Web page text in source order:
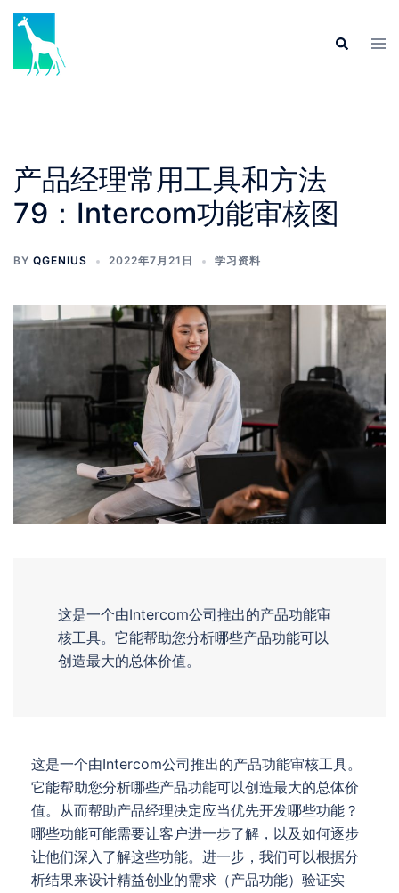
产品经理常用工具和方法
79：Intercom功能审核图
BY QGENIUS 2022年7月21日 学习资料
这是一个由Intercom公司推出的产品功能审
核工具。它能帮助您分析哪些产品功能可以
创造最大的总体价值。
这是一个由Intercom公司推出的产品功能审核工具。
它能帮助您分析哪些产品功能可以创造最大的总体价
值。从而帮助产品经理决定应当优先开发哪些功能？
哪些功能可能需要让客户进一步了解，以及如何逐步
让他们深入了解这些功能。进一步，我们可以根据分
析结果来设计精益创业的需求（产品功能）验证实